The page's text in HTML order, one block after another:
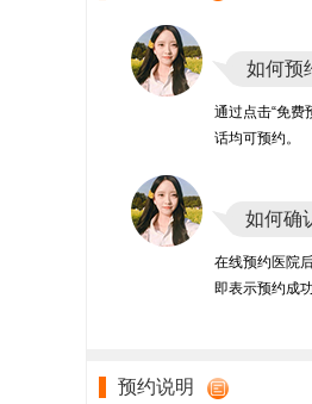
如何预
通过点击“免费
话均可预约。
如何确
在线预约医院
即表示预约成功
预约说明